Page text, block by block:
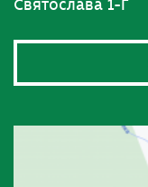
Святослава 1-Г